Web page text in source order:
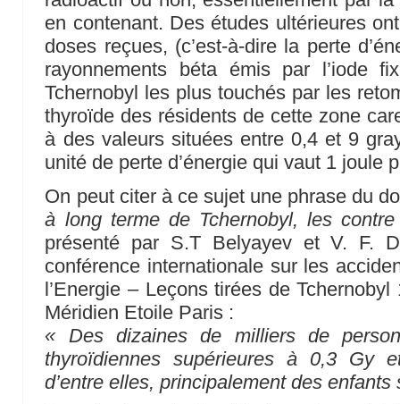
en contenant. Des études ultérieures
doses reçues, (c’est-à-dire la perte
rayonnements béta émis par l’iode
Tchernobyl les plus touchés par les
thyroïde des résidents de cette zone
à des valeurs situées entre 0,4 et 9
unité de perte d’énergie qui vaut 1 joule
On peut citer à ce sujet une phrase du
à long terme de Tchernobyl, les
présenté par S.T Belyayev et V. F.
conférence internationale sur les
l’Energie – Leçons tirées de
Méridien Etoile Paris :
« Des dizaines de milliers de
thyroïdiennes supérieures à 0,3 Gy
d’entre elles, principalement des